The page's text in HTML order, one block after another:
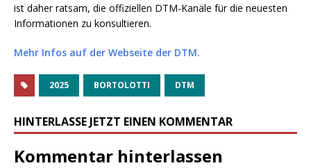
ist daher ratsam, die offiziellen DTM-Kanäle für die neuesten
Informationen zu konsultieren.
Mehr Infos auf der Webseite der DTM.
2025 BORTOLOTTI DTM
HINTERLASSE JETZT EINEN KOMMENTAR
Kommentar hinterlassen